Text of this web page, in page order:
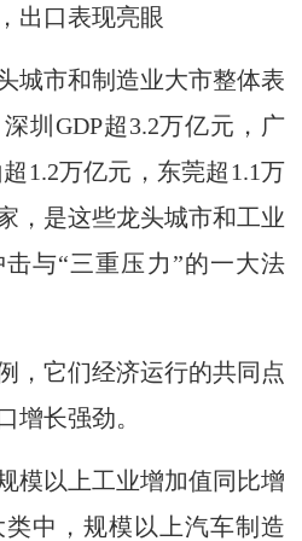
口表现亮眼
市和制造业大市整体表
圳GDP超3.2万亿元，广
1.2万亿元，东莞超1.1万
，是这些龙头城市和工业
与“三重压力”的一大法
它们经济运行的共同点
增长强劲。
以上工业增加值同比增
中，规模以上汽车制造